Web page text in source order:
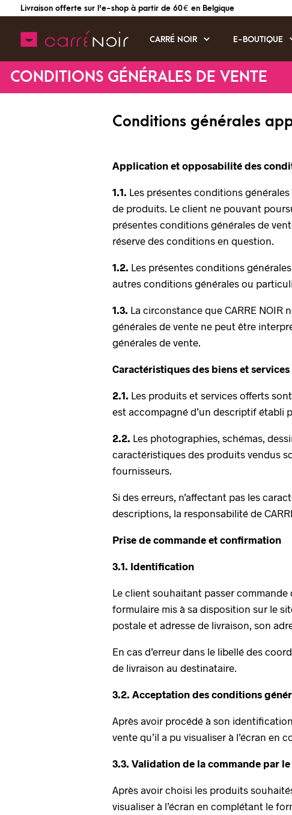
Livraison offerte sur l'e-shop à partir de 60 € en Belgique
CARRÉ NOIR E-BOUTIQUE
CONDITIONS GÉNÉRALES DE VENTE
Conditions générales
Application et opposabilité des
1.1. Les présentes conditions
de produits. Le client ne pouvant
présentes conditions générales de
réserve des conditions en question.
1.2. Les présentes conditions
autres conditions générales ou
1.3. La circonstance que CARRE
générales de vente ne peut être
générales de vente.
Caractéristiques des biens et
2.1. Les produits et services offerts
est accompagné d’un descriptif établi
2.2. Les photographies, schémas,
caractéristiques des produits vendus
fournisseurs.
Si des erreurs, n’affectant pas les
descriptions, la responsabilité de
Prise de commande et confirmation
3.1. Identification
Le client souhaitant passer
formulaire mis à sa disposition sur le
postale et adresse de livraison, son
En cas d’erreur dans le libellé des
de livraison au destinataire.
3.2. Acceptation des conditions
Après avoir procédé à son
vente qu’il a pu visualiser à l’écran en
3.3. Validation de la commande par
Après avoir choisi les produits
visualiser à l’écran en complétant le